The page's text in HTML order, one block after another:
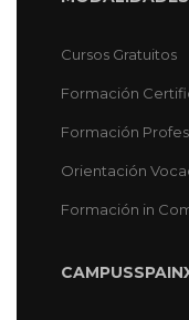
Cursos Gratuitos
Formación
Formación
Orientación
Formación in